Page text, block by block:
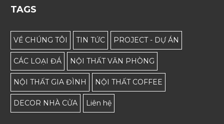
TAGS
VỀ CHÚNG TÔI TIN TỨC PROJECT - DỰ ÁN
CÁC LOẠI ĐÁ NỘI THẤT VĂN PHÒNG
NỘI THẤT GIA ĐÌNH NỘI THẤT COFFEE
DECOR NHÀ CỬA Liên hệ